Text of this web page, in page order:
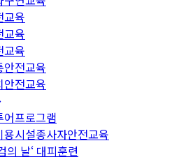
교육
교육
교육
안전교육
안전교육
어프로그램
용시설종사자안전교육
의 날‘ 대피훈련